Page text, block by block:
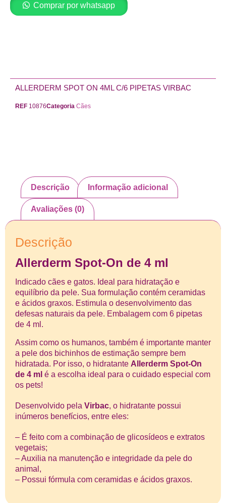
Comprar por whatsapp
ALLERDERM SPOT ON 4ML C/6 PIPETAS VIRBAC
REF 10876Categoria Cães
Descrição Informação adicional
Avaliações (0)
Descrição
Allerderm Spot-On de 4 ml
Indicado cães e gatos. Ideal para hidratação e
equilíbrio da pele. Sua formulação contém ceramidas
e ácidos graxos. Estimula o desenvolvimento das
defesas naturais da pele. Embalagem com 6 pipetas
de 4 ml.
Assim como os humanos, também é importante manter
a pele dos bichinhos de estimação sempre bem
hidratada. Por isso, o hidratante Allerderm Spot-On
de 4 ml é a escolha ideal para o cuidado especial com
os pets!
Desenvolvido pela Virbac, o hidratante possui
inúmeros benefícios, entre eles:
– É feito com a combinação de glicosídeos e extratos
vegetais;
– Auxilia na manutenção e integridade da pele do
animal,
– Possui fórmula com ceramidas e ácidos graxos.